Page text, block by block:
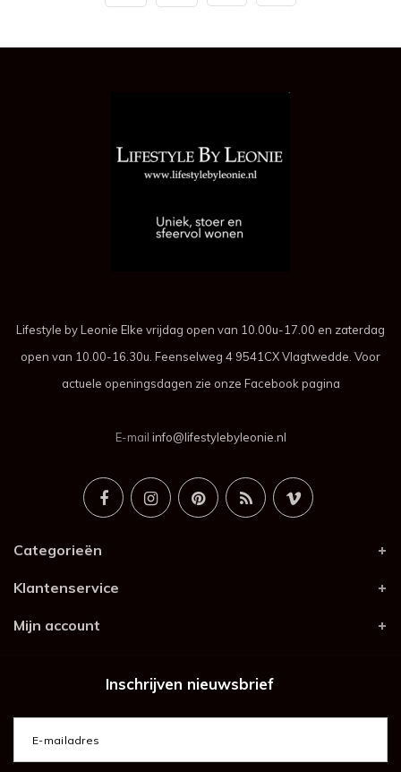
Lifestyle by Leonie Elke vrijdag open van 10.00u-17.00 en zaterdag
open van 10.00-16.30u. Feenselweg 4 9541CX Vlagtwedde. Voor
actuele openingsdagen zie onze Facebook pagina
E-mail info@lifestylebyleonie.nl
Categorieën
Klantenservice
Mijn account
Inschrijven nieuwsbrief